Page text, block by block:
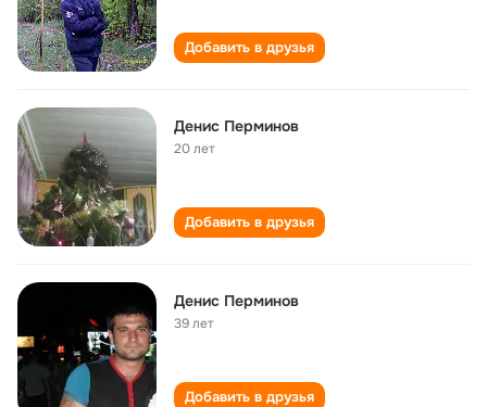
Добавить в друзья
Денис Перминов
20 лет
Добавить в друзья
Денис Перминов
39 лет
Добавить в друзья